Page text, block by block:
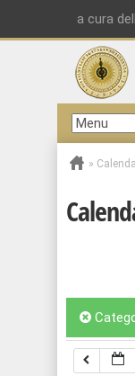
a cura
»
01:00
02:00
03:00
04:00